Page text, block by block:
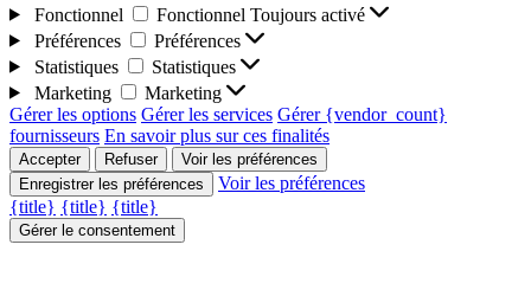
Fonctionnel
Fonctionnel Toujours activé
Préférences
Préférences
Statistiques
Statistiques
Marketing
Marketing
Gérer les options Gérer les services Gérer {vendor_count}
fournisseurs En savoir plus sur ces finalités
Accepter Refuser
Voir les préférences
Enregistrer les préférences
Voir les préférences
{title} {title} {title}
Gérer le consentement